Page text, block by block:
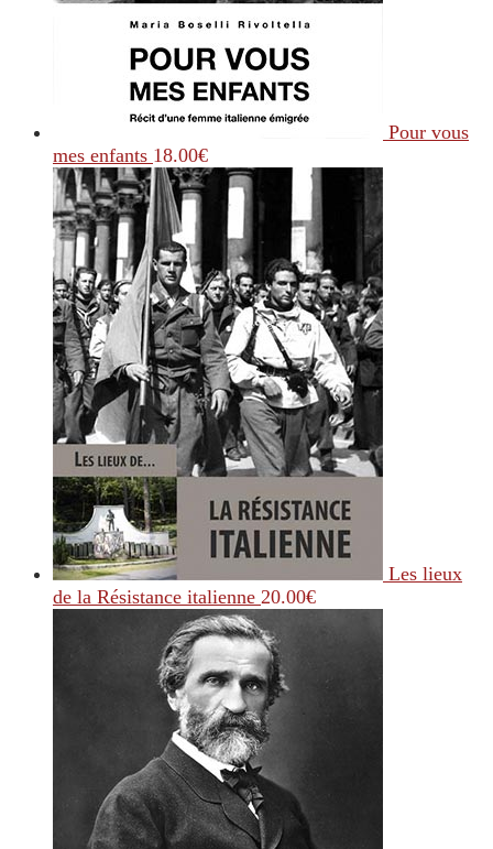
Pour vous
mes enfants 18.00€
Les lieux
de la Résistance italienne 20.00€